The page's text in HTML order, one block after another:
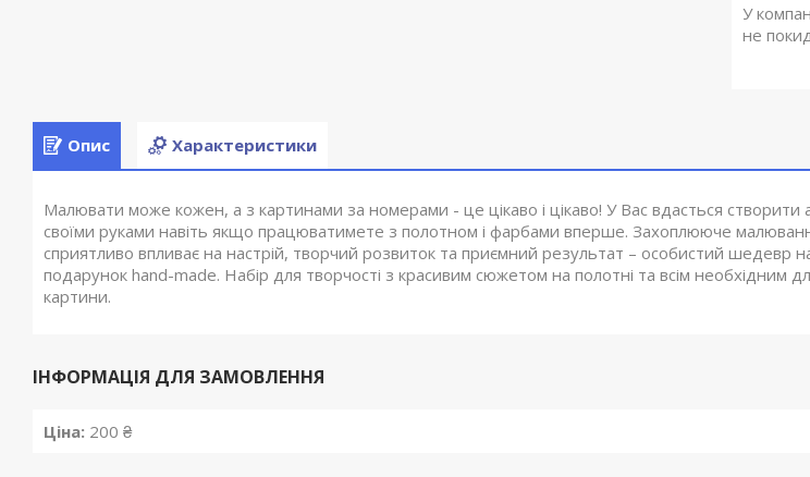
У
не
Опис Характеристики
Малювати може кожен, а з картинами за номерами - це цікаво і цікаво! У Вас вдасться
своїми руками навіть якщо працюватимете з полотном і фарбами вперше. Захоплююче
сприятливо впливає на настрій, творчий розвиток та приємний результат – особистий шедевр
подарунок hand-made. Набір для творчості з красивим сюжетом на полотні та всім необхідним
картини.
ІНФОРМАЦІЯ ДЛЯ ЗАМОВЛЕННЯ
Ціна: 200 ₴